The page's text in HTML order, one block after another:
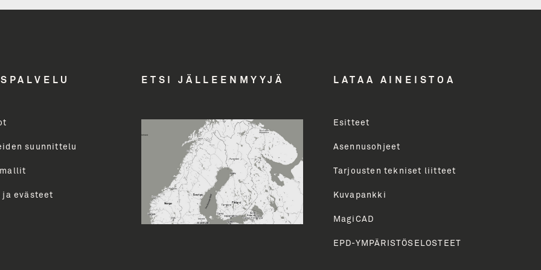
ja paljon muuta.
Email Address
Toimenkuva
LÄHETÄ
suunnittelu
ja evästeet
ETSI JÄLLEENMYYJÄ LATAA AINEISTOA
Esitteet
Asennusohjeet
Tarjousten tekniset liitteet
Kuvapankki
MagiCAD
EPD-YMPÄRISTÖSELOSTEET